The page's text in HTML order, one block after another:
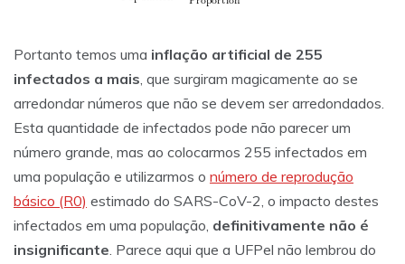
Portanto temos uma inflação artificial de 255
infectados a mais, que surgiram magicamente ao se
arredondar números que não se devem ser arredondados.
Esta quantidade de infectados pode não parecer um
número grande, mas ao colocarmos 255 infectados em
uma população e utilizarmos o número de reprodução
básico (R0) estimado do SARS-CoV-2, o impacto destes
infectados em uma população, definitivamente não é
insignificante. Parece aqui que a UFPel não lembrou do